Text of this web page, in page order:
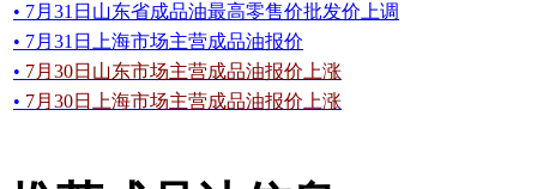
• 7月31日山东省成品油最高零售价批发价上调
• 7月31日上海市场主营成品油报价
• 7月30日山东市场主营成品油报价上涨
• 7月30日上海市场主营成品油报价上涨